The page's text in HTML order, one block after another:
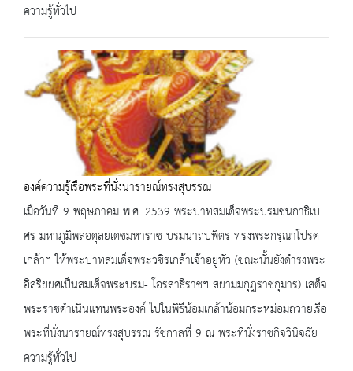
ความรู้ทั่วไป
องค์ความรู้เรือพระที่นั่งนารายณ์ทรงสุบรรณ
เมื่อวันที่ 9 พฤษภาคม พ.ศ. 2539 พระบาทสมเด็จพระบรมชนกาธิเบ
ศร มหาภูมิพลอดุลยเดชมหาราช บรมนาถบพิตร ทรงพระกรุณาโปรด
เกล้าฯ ให้พระบาทสมเด็จพระวชิรเกล้าเจ้าอยู่หัว (ขณะนั้นยังดำรงพระ
อิสริยยศเป็นสมเด็จพระบรม- โอรสาธิราชฯ สยามมกุฎราชกุมาร) เสด็จ
พระราชดำเนินแทนพระองค์ ไปในพิธีน้อมเกล้าน้อมกระหม่อมถวายเรือ
พระที่นั่งนารายณ์ทรงสุบรรณ รัชกาลที่ 9 ณ พระที่นั่งราชกิจวินิจฉัย
ความรู้ทั่วไป